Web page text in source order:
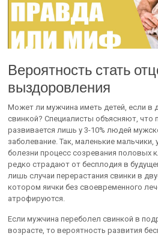
Вероятность стать
выздоровления
Может ли мужчина иметь детей, если в
свинкой? Специалисты объясняют, что
развивается лишь у 3-10% людей
заболевание. Так, маленькие
болезни процесс созревания половых
редко страдают от бесплодия в
лишь случаи перерастания свинки в
котором яички без своевременного
атрофируются.
Если мужчина переболел свинкой в
возрасте, то вероятность развития